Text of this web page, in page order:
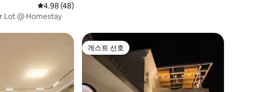
평점 4.98점(5점 만점), 후기 48개
4.98 (48)
Lot @ Homestay
게스트 선호
게스트 선호